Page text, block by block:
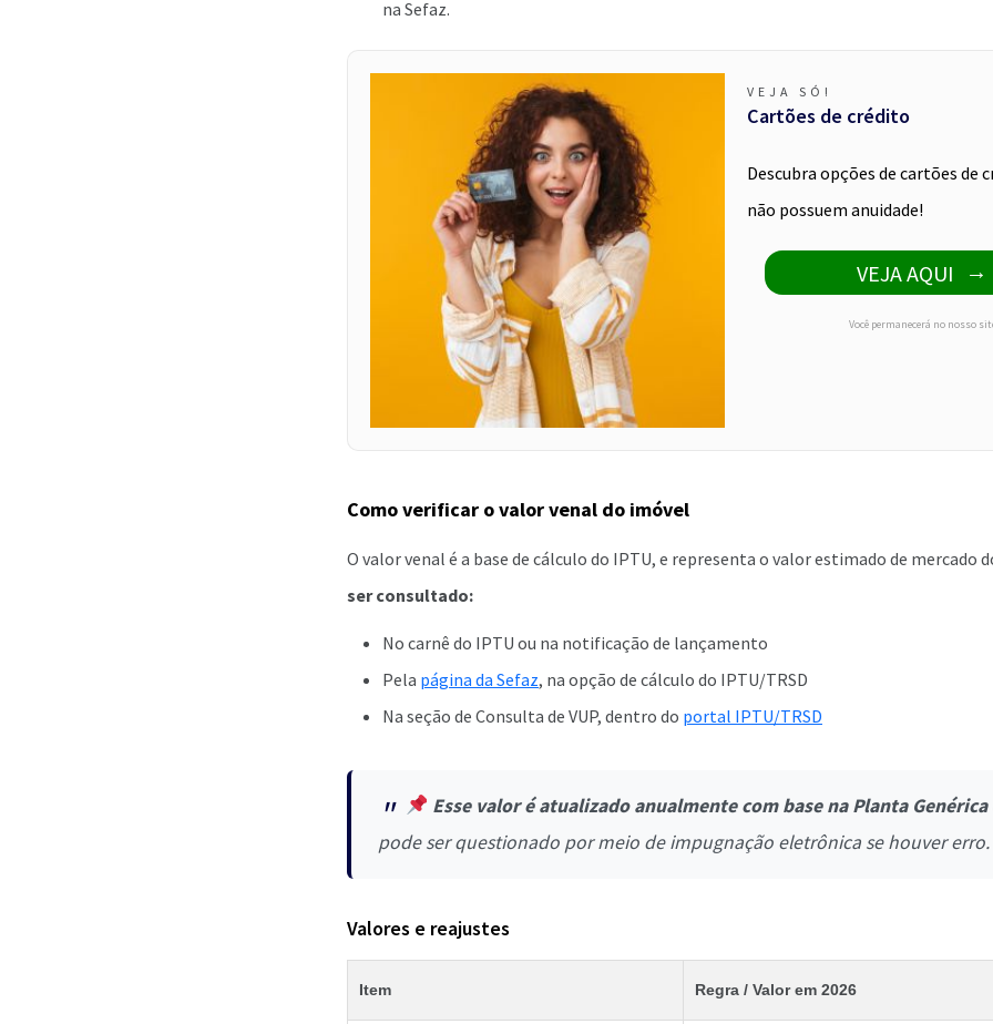
na Sefaz.
VEJA SÓ!
Cartões de crédito
Descubra opções de cartões de
não possuem anuidade!
VEJA AQUI
Você permanecerá no nosso
Como verificar o valor venal do imóvel
O valor venal é a base de cálculo do IPTU, e representa o valor estimado de mercado
ser consultado:
No carnê do IPTU ou na notificação de lançamento
Pela página da Sefaz, na opção de cálculo do IPTU/TRSD
Na seção de Consulta de VUP, dentro do portal IPTU/TRSD
Esse valor é atualizado anualmente com base na Planta Genérica
pode ser questionado por meio de impugnação eletrônica se houver erro.
Valores e reajustes
Item Regra / Valor em 2026